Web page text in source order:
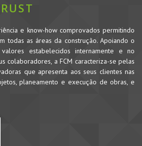
e know-how comprovados permitindo
todas as áreas da construção. Apoiando o
estabelecidos internamente e no
colaboradores, a FCM caracteriza-se pelas
que apresenta aos seus clientes nas
planeamento e execução de obras, e